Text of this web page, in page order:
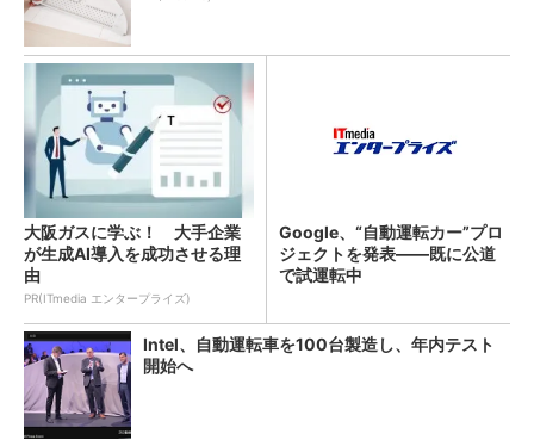
大阪ガスに学ぶ！ 大手企業
が生成AI導入を成功させる理
由
PR(ITmedia エンタープライズ)
Google、“自動運転カー”プロ
ジェクトを発表――既に公道
で試運転中
Intel、自動運転車を100台製造し、年内テスト
開始へ